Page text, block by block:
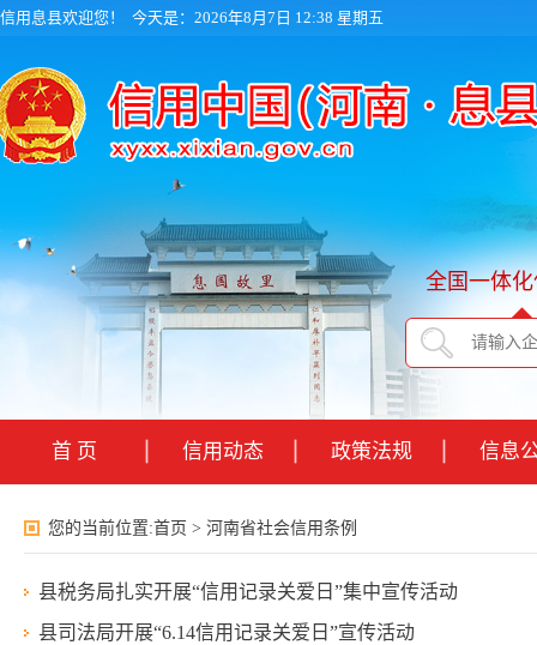
信用息县欢迎您！ 今天是：2026年8月7日 12:38 星期五
全国一体
首 页 信用动态 政策法规 信息
您的当前位置:首页 > 河南省社会信用条例
县税务局扎实开展“信用记录关爱日”集中宣传活动
县司法局开展“6.14信用记录关爱日”宣传活动